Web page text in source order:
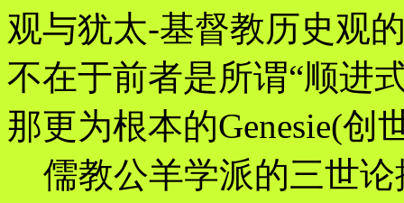
观与犹太-基督教历史观
不在于前者是所谓“顺进
那更为根本的Genesie(创
儒教公羊学派的三世